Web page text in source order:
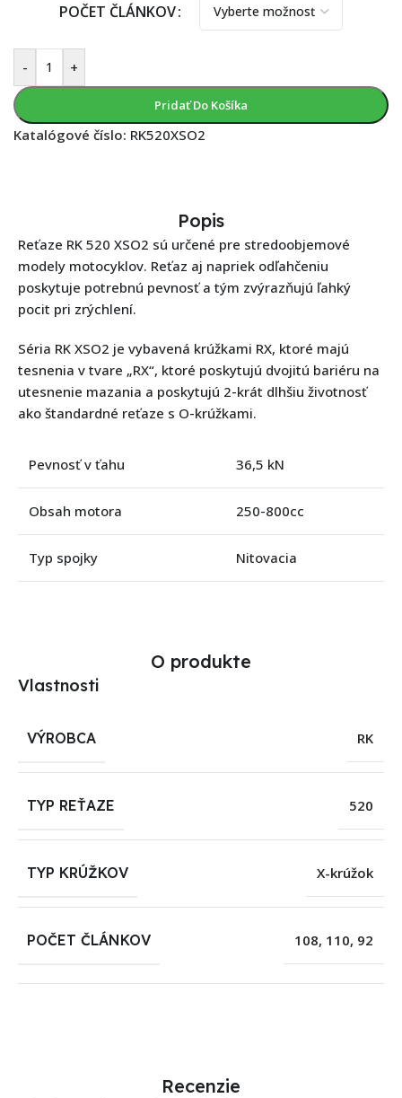
POČET ČLÁNKOV
- +
Pridať Do Košíka
Katalógové číslo: RK520XSO2
Popis
Reťaze RK 520 XSO2 sú určené pre stredoobjemové
modely motocyklov. Reťaz aj napriek odľahčeniu
poskytuje potrebnú pevnosť a tým zvýrazňujú ľahký
pocit pri zrýchlení.
Séria RK XSO2 je vybavená krúžkami RX, ktoré majú
tesnenia v tvare „RX“, ktoré poskytujú dvojitú bariéru na
utesnenie mazania a poskytujú 2-krát dlhšiu životnosť
ako štandardné reťaze s O-krúžkami.
Pevnosť v ťahu 36,5 kN
Obsah motora 250-800cc
Typ spojky Nitovacia
O produkte
Vlastnosti
VÝROBCA RK
TYP REŤAZE 520
TYP KRÚŽKOV X-krúžok
POČET ČLÁNKOV 108, 110, 92
Recenzie